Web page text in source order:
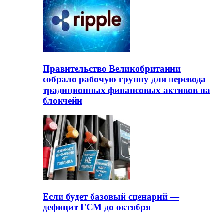
Правительство Великобритании
собрало рабочую группу для перевода
традиционных финансовых активов на
блокчейн
Если будет базовый сценарий —
дефицит ГСМ до октября